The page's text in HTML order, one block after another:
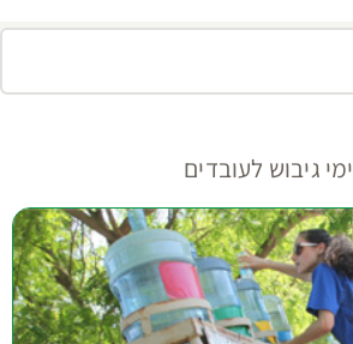
ימי גיבוש לעובדים